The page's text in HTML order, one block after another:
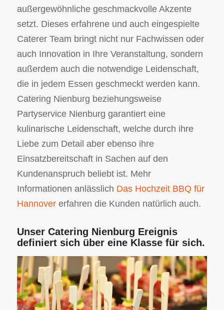
außergewöhnliche geschmackvolle Akzente
setzt. Dieses erfahrene und auch eingespielte
Caterer Team bringt nicht nur Fachwissen oder
auch Innovation in Ihre Veranstaltung, sondern
außerdem auch die notwendige Leidenschaft,
die in jedem Essen geschmeckt werden kann.
Catering Nienburg beziehungsweise
Partyservice Nienburg garantiert eine
kulinarische Leidenschaft, welche durch ihre
Liebe zum Detail aber ebenso ihre
Einsatzbereitschaft in Sachen auf den
Kundenanspruch beliebt ist. Mehr
Informationen anlässlich Das Hochzeit BBQ für
Hannovererfahren die Kunden natürlich auch.
Unser Catering Nienburg Ereignis
definiert sich über eine Klasse für sich.